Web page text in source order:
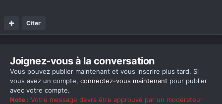
Citer
Joignez-vous à la conversation
Vous pouvez publier maintenant et vous inscrire plus tard. Si
vous avez un compte, connectez-vous maintenant pour publier
avec votre compte.
Note : Votre message devra être approuvé par un modérateur